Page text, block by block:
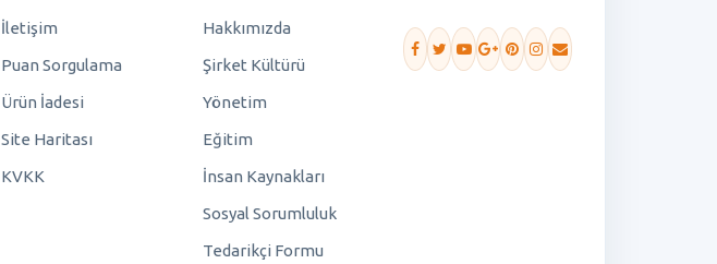
İletişim
Puan Sorgulama
Ürün İadesi
Site Haritası
KVKK
Hakkımızda
Şirket Kültürü
Yönetim
Eğitim
İnsan Kaynakları
Sosyal Sorumluluk
Tedarikçi Formu